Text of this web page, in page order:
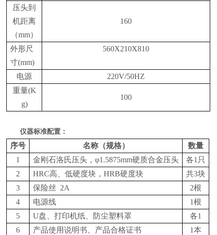
压头到
机距离
（mm）
160
外形尺
寸(mm)
560X210X810
电源
220V/50HZ
重量(K
g)
100
仪器标准配置：
序号 名称（规格）
数量
1
金刚石洛氏压头，φ1.5875mm硬质合金压头
各1只
2
HRC高、低硬度块，HRB硬度块
共3块
3
保险丝 2A
2根
4
电源线
1根
5
U盘、打印机纸、防尘塑料罩
各1
6
产品使用说明书、产品合格证书
1本